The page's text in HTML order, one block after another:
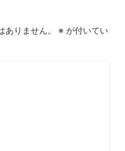
りません。 ※ が付いてい